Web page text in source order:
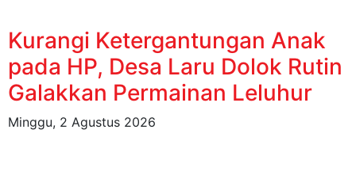
Kurangi Ketergantungan Anak
pada HP, Desa Laru Dolok Rutin
Galakkan Permainan Leluhur
Minggu, 2 Agustus 2026